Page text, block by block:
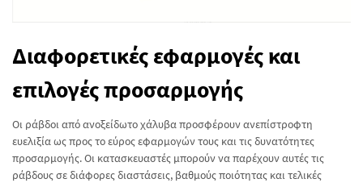
Διαφορετικές εφαρμογές και
επιλογές προσαρμογής
Οι ράβδοι από ανοξείδωτο χάλυβα προσφέρουν ανεπίστροφτη
ευελιξία ως προς το εύρος εφαρμογών τους και τις δυνατότητες
προσαρμογής. Οι κατασκευαστές μπορούν να παρέχουν αυτές τις
ράβδους σε διάφορες διαστάσεις, βαθμούς ποιότητας και τελικές